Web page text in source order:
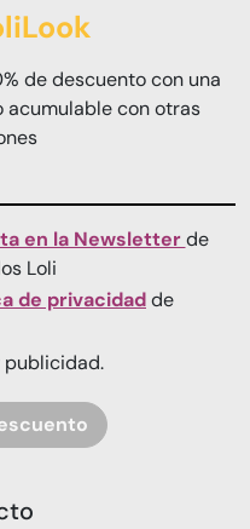
de descuento con una
con otras
en la Newsletterde
Loli
de privacidadde
publicidad.